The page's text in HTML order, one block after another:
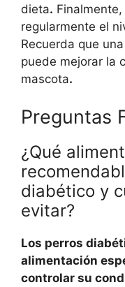
dieta.
regularmente el
Recuerda que
puede mejorar la
mascota.
Preguntas
¿Qué
diabético y
evitar?
Los perros
alimentación
controlar su